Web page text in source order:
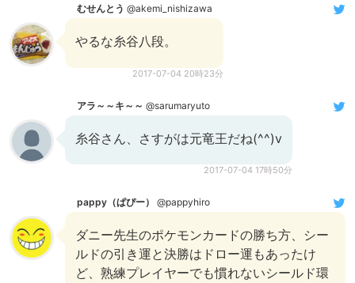
むせんとう @akemi_nishizawa
やるな糸谷八段。
2017-07-04 20時23分
アラ～～キ～～ @sarumaryuto
糸谷さん、さすがは元竜王だね(^^)v
2017-07-04 17時50分
pappy（ぱぴー） @pappyhiro
ダニー先生のポケモンカードの勝ち方、シー
ルドの引き運と決勝はドロー運もあったけ
ど、熟練プレイヤーでも慣れないシールド環